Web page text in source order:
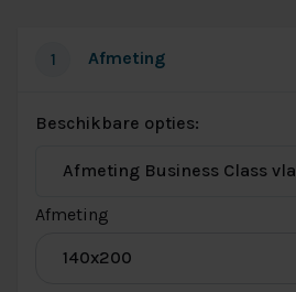
1 Afmeting
Beschikbare opties:
Afmeting
Afmeting